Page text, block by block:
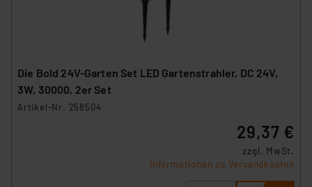
Die Bold 24V-Garten Set LED Gartenstrahler, DC 24V,
3W, 30000, 2er Set
Artikel-Nr. 258504
29,37 €
zzgl. MwSt.
Informationen zu Versandkosten